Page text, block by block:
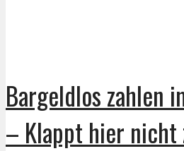
Bargeldlos zahlen
– Klappt hier nicht